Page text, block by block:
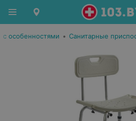
особенностями • Санитарные